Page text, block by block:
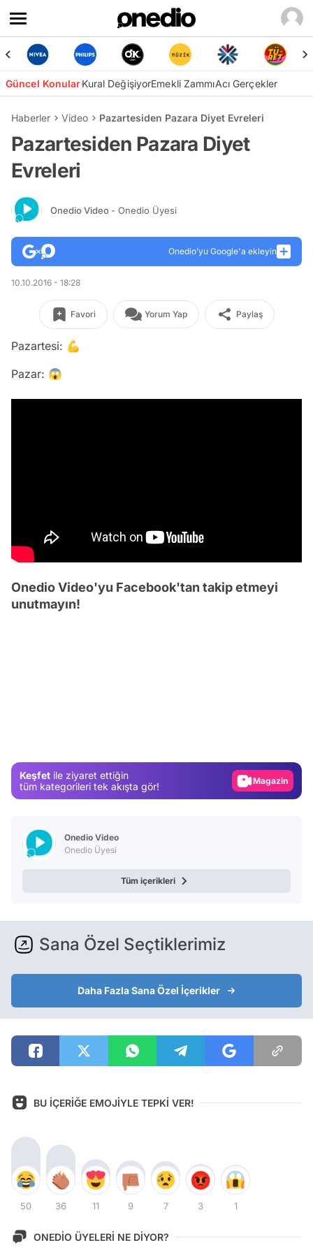
Güncel KonularKural DeğişiyorEmekli ZammıAcı Gerçekler
Haberler Video Pazartesiden Pazara Diyet Evreleri
Pazartesiden Pazara Diyet
Evreleri
Onedio Video - Onedio Üyesi
Onedio’yu Google'a ekleyin
10.10.2016 - 18:28
Favori Yorum Yap Paylaş
Pazartesi: 💪
Pazar: 😱
Onedio Video'yu Facebook'tan takip etmeyi
unutmayın!
Keşfet ile ziyaret ettiğin
tüm kategorileri tek akışta gör!
Magazin
Onedio Video
Onedio Üyesi
Tüm içerikleri
Sana Özel Seçtiklerimiz
Daha Fazla Sana Özel İçerikler
BU İÇERİĞE EMOJİYLE TEPKİ VER!
50 36 11 9 7 3 1
ONEDİO ÜYELERİ NE DİYOR?